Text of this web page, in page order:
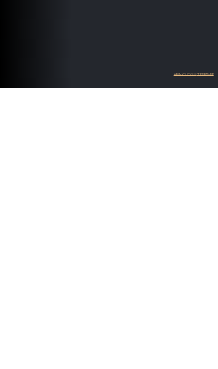
עיצוב ופיתוח על ידי WEBMATE STUDIO